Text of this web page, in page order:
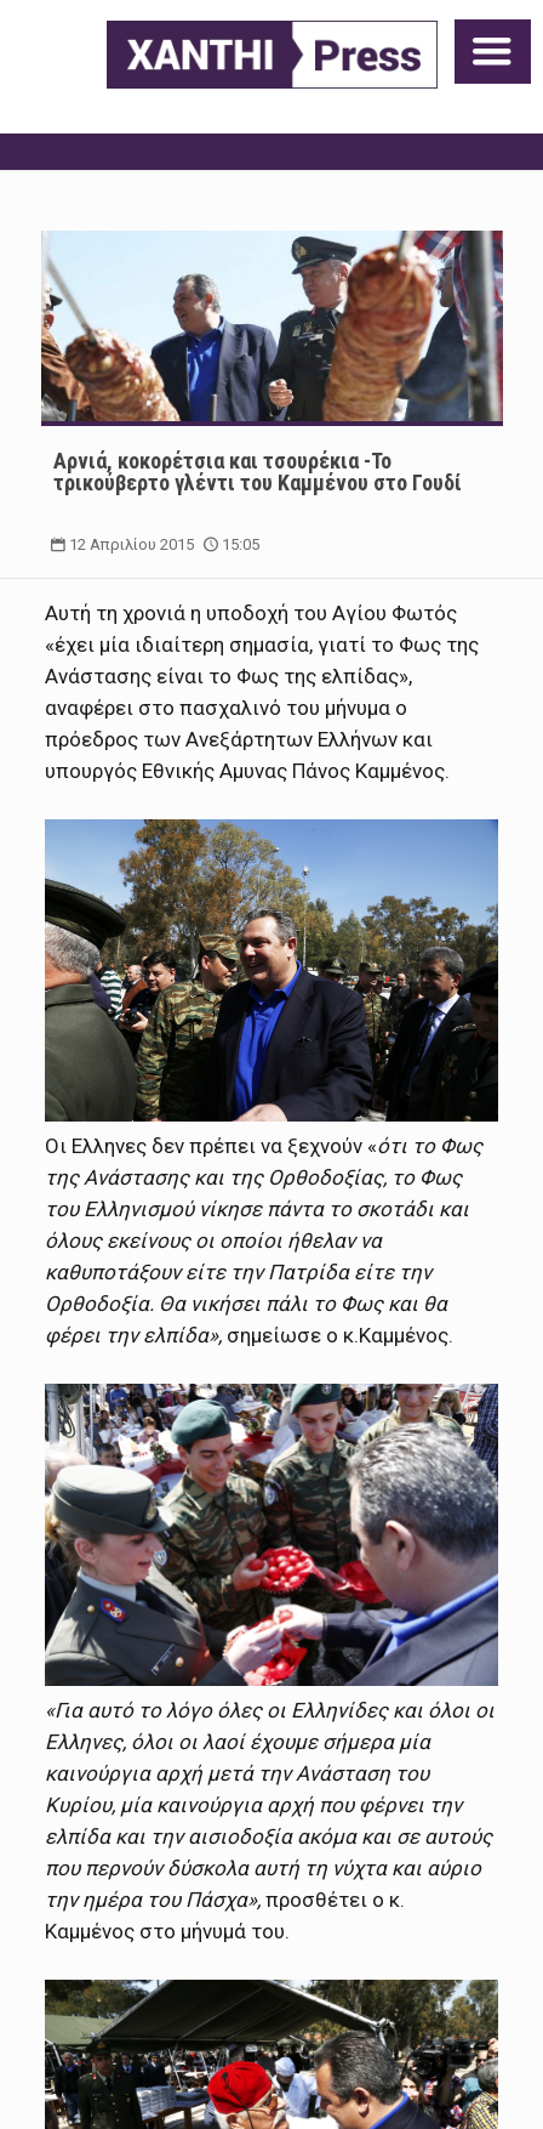
Αρνιά, κοκορέτσια και τσουρέκια -Το
τρικούβερτο γλέντι του Καμμένου στο Γουδί
12 Απριλίου 2015 15:05
Αυτή τη χρονιά η υποδοχή του Αγίου Φωτός
«έχει μία ιδιαίτερη σημασία, γιατί το Φως της
Ανάστασης είναι το Φως της ελπίδας»,
αναφέρει στο πασχαλινό του μήνυμα ο
πρόεδρος των Ανεξάρτητων Ελλήνων και
υπουργός Εθνικής Αμυνας Πάνος Καμμένος.
Οι Ελληνες δεν πρέπει να ξεχνούν «ότι το Φως
της Ανάστασης και της Ορθοδοξίας, το Φως
του Ελληνισμού νίκησε πάντα το σκοτάδι και
όλους εκείνους οι οποίοι ήθελαν να
καθυποτάξουν είτε την Πατρίδα είτε την
Ορθοδοξία. Θα νικήσει πάλι το Φως και θα
φέρει την ελπίδα», σημείωσε ο κ.Καμμένος.
«Για αυτό το λόγο όλες οι Ελληνίδες και όλοι οι
Ελληνες, όλοι οι λαοί έχουμε σήμερα μία
καινούργια αρχή μετά την Ανάσταση του
Κυρίου, μία καινούργια αρχή που φέρνει την
ελπίδα και την αισιοδοξία ακόμα και σε αυτούς
που περνούν δύσκολα αυτή τη νύχτα και αύριο
την ημέρα του Πάσχα», προσθέτει ο κ.
Καμμένος στο μήνυμά του.